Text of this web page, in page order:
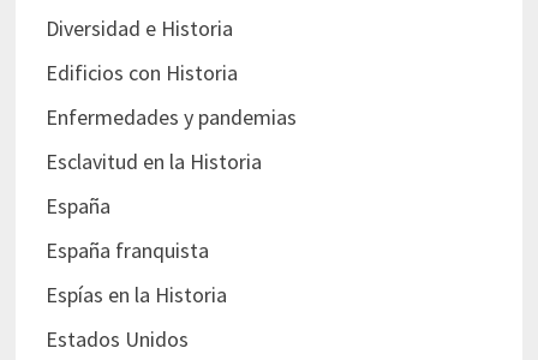
Diversidad e Historia
Edificios con Historia
Enfermedades y pandemias
Esclavitud en la Historia
España
España franquista
Espías en la Historia
Estados Unidos